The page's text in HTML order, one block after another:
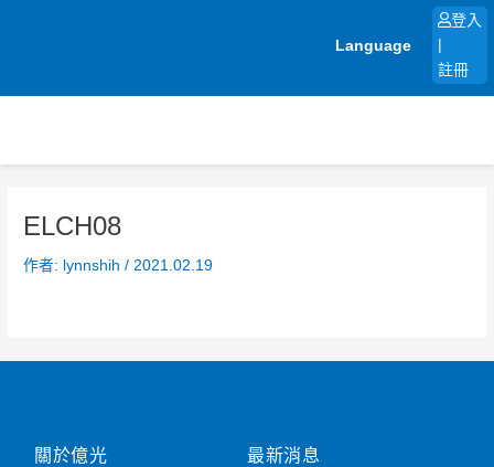
Language
登入
註冊
ELCH08
作者: lynnshih/ 2021.02.19
關於億光 最新消息